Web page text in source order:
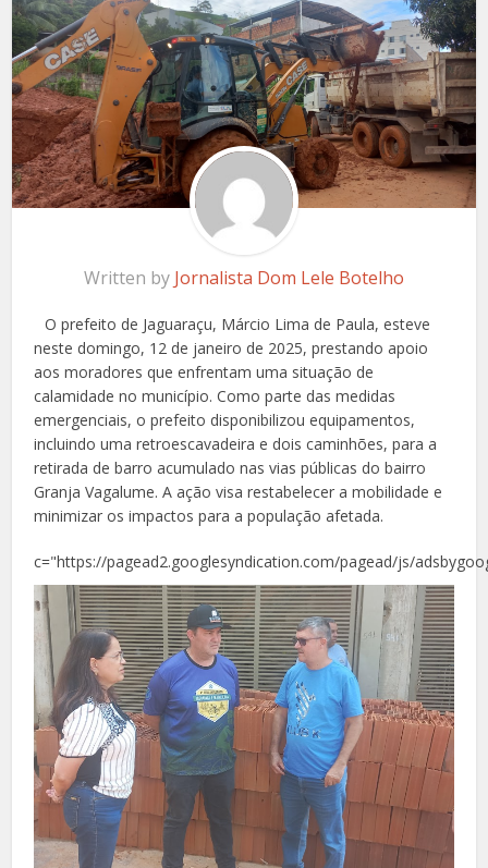
Written by Jornalista Dom Lele Botelho
O prefeito de Jaguaraçu, Márcio Lima de Paula, esteve
neste domingo, 12 de janeiro de 2025, prestando apoio
aos moradores que enfrentam uma situação de
calamidade no município. Como parte das medidas
emergenciais, o prefeito disponibilizou equipamentos,
incluindo uma retroescavadeira e dois caminhões, para a
retirada de barro acumulado nas vias públicas do bairro
Granja Vagalume. A ação visa restabelecer a mobilidade e
minimizar os impactos para a população afetada.
c="https://pagead2.googlesyndication.com/pagead/js/